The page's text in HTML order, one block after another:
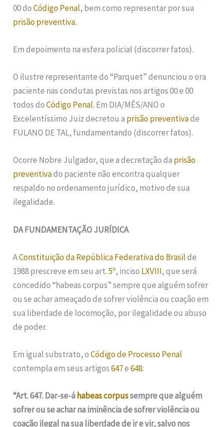
00 doCódigo Penal, bem como representar por sua
prisão preventiva.
Em depoimento na esfera policial (discorrer fatos).
O ilustre representante do “Parquet” denunciou o ora
paciente nas condutas previstas nos artigos 00 e 00
todos doCódigo Penal. Em DIA/MÊS/ANO o
Excelentíssimo Juiz decretou a prisão preventivade
FULANO DE TAL, fundamentando (discorrer fatos).
Ocorre Nobre Julgador, que a decretação da prisão
preventivado paciente não encontra qualquer
respaldo no ordenamento jurídico, motivo de sua
ilegalidade.
DA FUNDAMENTAÇÃO JURÍDICA
AConstituição da República Federativa do Brasilde
1988 prescreve em seu art.5º, inciso LXVIII, que será
concedido “habeas corpus” sempre que alguém sofrer
ou se achar ameaçado de sofrer violência ou coação em
sua liberdade de locomoção, por ilegalidade ou abuso
de poder.
Em igual substrato, oCódigo de Processo Penal
contempla em seus artigos647e648:
“Art. 647. Dar-se-áhabeas corpussempre que alguém
sofrer ou se achar na iminência de sofrer violência ou
coação ilegal na sua liberdade de ir e vir, salvo nos